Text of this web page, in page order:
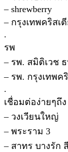
– shrewberry
– กรุงเทพคริสเ
.
รพ
– รพ. สมิติเวช
– รพ. กรุงเทพค
.
เชื่อมต่อง่ายๆถึง
– วงเวียนใหญ่
– พระราม 3
– สาทร บางรัก